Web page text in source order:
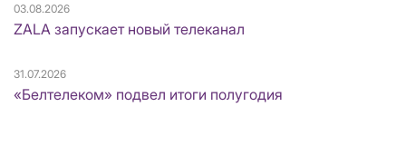
03.08.2026
ZALA запускает новый телеканал
31.07.2026
«Белтелеком» подвел итоги полугодия